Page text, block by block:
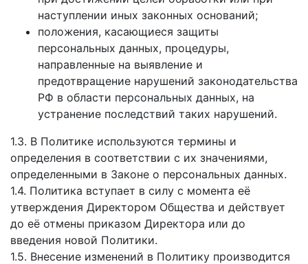
наступлении иных законных оснований;
положения, касающиеся защиты
персональных данных, процедуры,
направленные на выявление и
предотвращение нарушений законодательства
РФ в области персональных данных, на
устранение последствий таких нарушений.
1.3. В Политике используются термины и
определения в соответствии с их значениями,
определенными в Законе о персональных данных.
1.4. Политика вступает в силу с момента её
утверждения Директором Общества и действует
до её отмены приказом Директора или до
введения новой Политики.
1.5. Внесение изменений в Политику производится